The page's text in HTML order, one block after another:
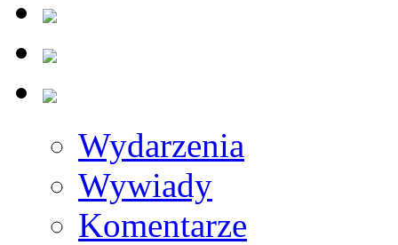
Wydarzenia
Wywiady
Komentarze